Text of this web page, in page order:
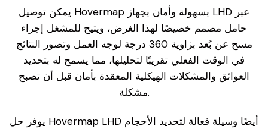
يمكن توصيل Hovermap بسهولة وأمان بجهاز LHD عبر
حامل مصمم خصيصًا لهذا الغرض، ويتيح للمشغل إجراء
مسح عن بُعد بزاوية 360 درجة لوجه العمل وتصور النتائج
في الوقت الفعلي تقريبًا لتحليلها، مما يسمح له بتحديد
العوائق والمشكلات الهيكلية المعقدة بأمان قبل أن تصبح
مشكلة.
يوفر حل Hovermap LHD أيضًا وسيلة فعالة لتحديد الأحجام